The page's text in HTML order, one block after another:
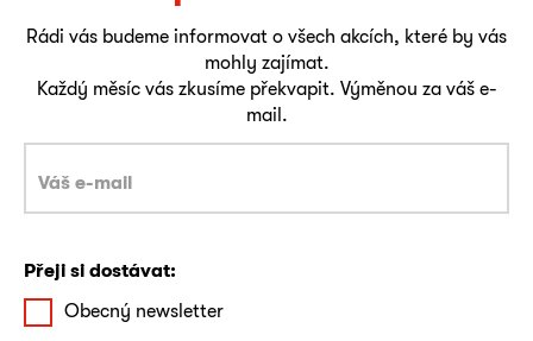
Rádi vás budeme informovat o všech akcích, které by vás
mohly zajímat.
Každý měsíc vás zkusíme překvapit. Výměnou za váš e-
mail.
Přeji si dostávat:
Obecný newsletter